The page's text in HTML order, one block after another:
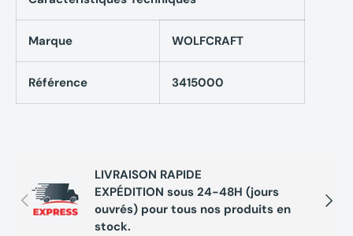
Marque WOLFCRAFT
Référence 3415000
Précédent
LIVRAISON RAPIDE
EXPÉDITION sous 24-48H (jours
ouvrés) pour tous nos produits en
stock.